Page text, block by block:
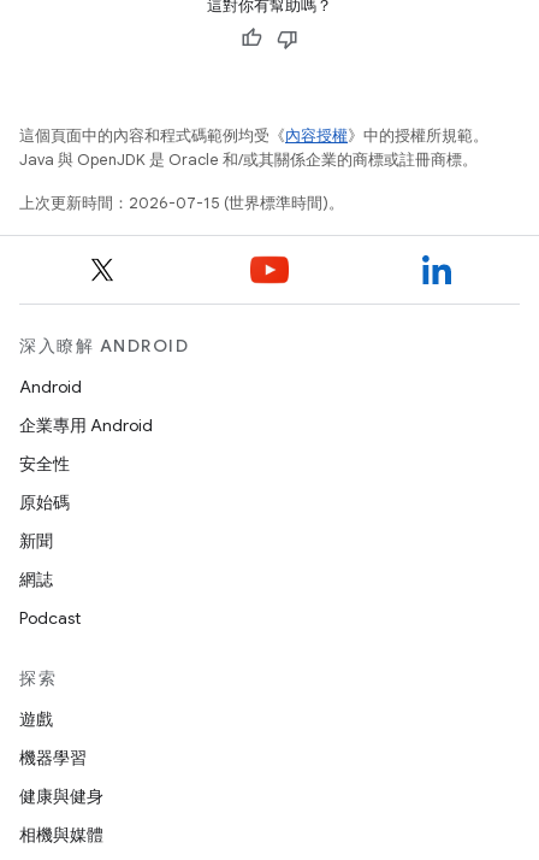
這對你有幫助嗎？
這個頁面中的內容和程式碼範例均受《內容授權》中的授權所規範。
Java 與 OpenJDK 是 Oracle 和/或其關係企業的商標或註冊商標。
上次更新時間：2026-07-15 (世界標準時間)。
深入瞭解 ANDROID
Android
企業專用 Android
安全性
原始碼
新聞
網誌
Podcast
探索
遊戲
機器學習
健康與健身
相機與媒體